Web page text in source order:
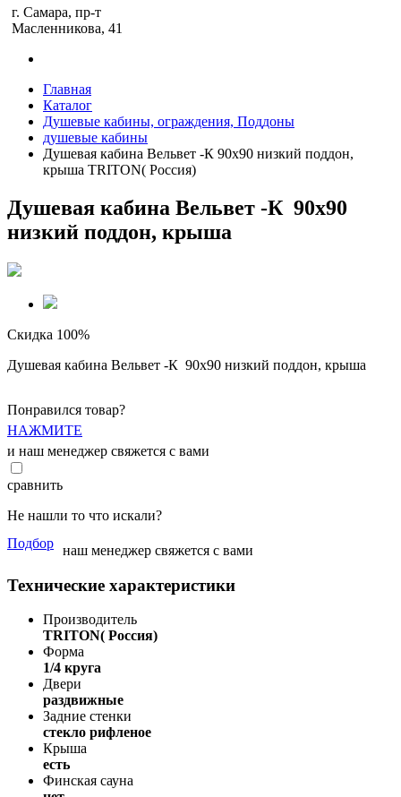
г. Самара, пр-т
Масленникова, 41
Главная
Каталог
Душевые кабины, ограждения, Поддоны
душевые кабины
Душевая кабина Вельвет -К 90х90 низкий поддон,
крыша TRITON( Россия)
Душевая кабина Вельвет -К 90х90
низкий поддон, крыша
Скидка 100%
Душевая кабина Вельвет -К 90х90 низкий поддон, крыша
Понравился товар?
НАЖМИТЕ
и наш менеджер свяжется с вами
сравнить
Не нашли то что искали?
Подбор наш менеджер свяжется с вами
Технические характеристики
Производитель
TRITON( Россия)
Форма
1/4 круга
Двери
раздвижные
Задние стенки
стекло рифленое
Крыша
есть
Финская сауна